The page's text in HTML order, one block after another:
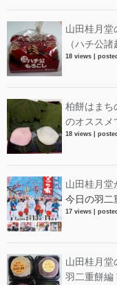
山田桂月堂
（ハチ公諸
18 views
柏餅はまち
のオススメ
18 views
山田桂月堂
今日の羽二
17 views
山田桂月
羽二重餅編